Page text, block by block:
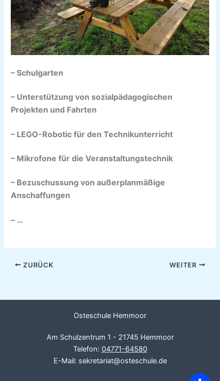
– Schulgarten
– Unterstützung von sozialpädagogischen
Projekten und Fahrten
– LEGO-Robotic für den Technikunterricht
– Mikrofone für die Veranstaltungstechnik
– Bezuschussung von außerplanmäßige
Anschaffungen
– …
ZURÜCK WEITER
Osteschule Hemmoor
Am Schulzentrum 1 - 21745 Hemmoor
Telefon: 04771-64580
E-Mail: sekretariat@osteschule.de